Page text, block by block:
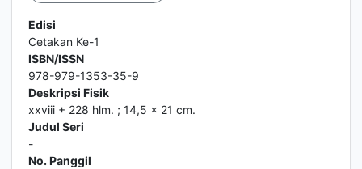
Edisi
Cetakan Ke-1
ISBN/ISSN
978-979-1353-35-9
Deskripsi Fisik
xxviii + 228 hlm. ; 14,5 x 21 cm.
Judul Seri
-
No. Panggil